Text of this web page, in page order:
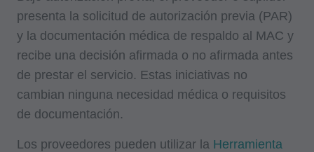
presenta la solicitud de autorización previa (PAR)
y la documentación médica de respaldo al MAC y
recibe una decisión afirmada o no afirmada antes
de prestar el servicio. Estas iniciativas no
cambian ninguna necesidad médica o requisitos
de documentación.
Los proveedores pueden utilizar la Herramienta